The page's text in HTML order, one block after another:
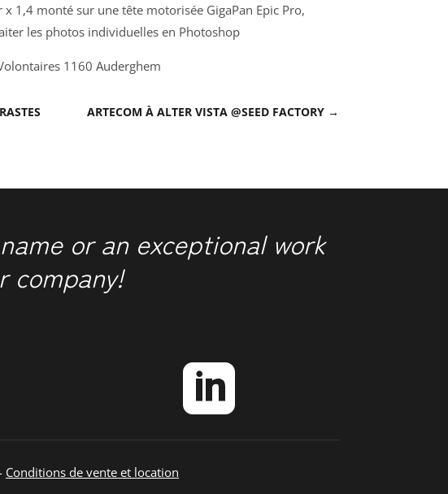
1,4 monté sur une tête motorisée GigaPan Epic Pro,
les photos individuelles en Photoshop
1160 Auderghem
ARTECOM À ALTER VISTA @SEED FACTORY→
or an exceptional work
company!

Conditions de vente et location